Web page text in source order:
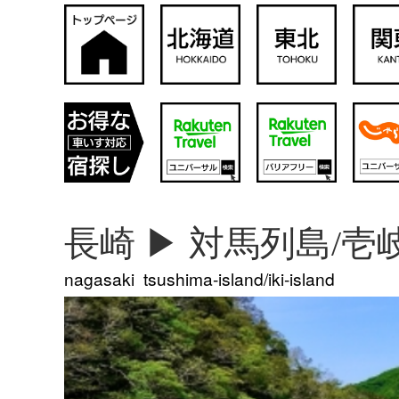
長崎 ▶︎ 対馬列島/壱
nagasaki tsushima-island/iki-island